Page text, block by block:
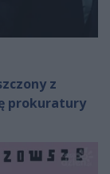
z
prokuratury